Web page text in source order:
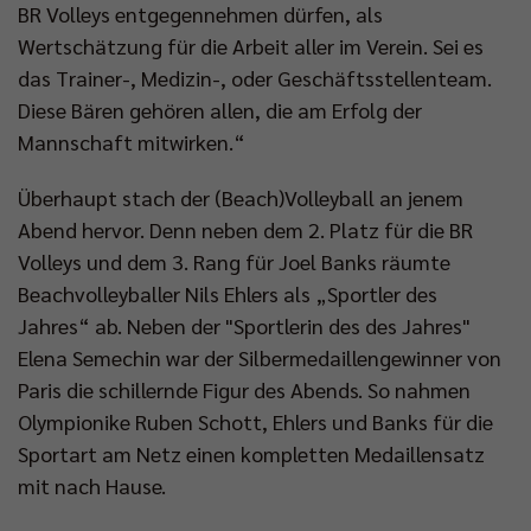
BR Volleys entgegennehmen dürfen, als
Wertschätzung für die Arbeit aller im Verein. Sei es
das Trainer-, Medizin-, oder Geschäftsstellenteam.
Diese Bären gehören allen, die am Erfolg der
Mannschaft mitwirken.“
Überhaupt stach der (Beach)Volleyball an jenem
Abend hervor. Denn neben dem 2. Platz für die BR
Volleys und dem 3. Rang für Joel Banks räumte
Beachvolleyballer Nils Ehlers als „Sportler des
Jahres“ ab. Neben der "Sportlerin des des Jahres"
Elena Semechin war der Silbermedaillengewinner von
Paris die schillernde Figur des Abends. So nahmen
Olympionike Ruben Schott, Ehlers und Banks für die
Sportart am Netz einen kompletten Medaillensatz
mit nach Hause.